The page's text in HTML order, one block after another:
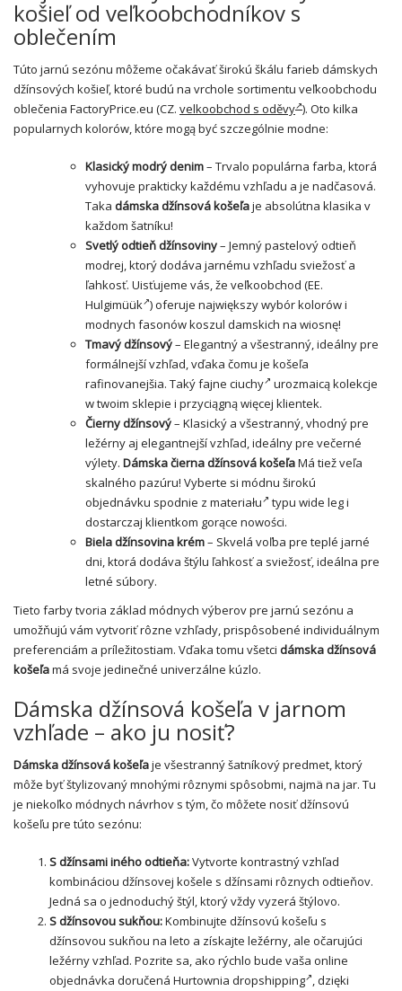
košieľ od veľkoobchodníkov s
oblečením
Túto jarnú sezónu môžeme očakávať širokú škálu farieb dámskych
džínsových košieľ, ktoré budú na vrchole sortimentu veľkoobchodu
oblečenia FactoryPrice.eu (CZ. velkoobchod s oděvy ). Oto kilka
popularnych kolorów, które mogą być szczególnie modne:
Klasický modrý denim– Trvalo populárna farba, ktorá
vyhovuje prakticky každému vzhľadu a je nadčasová.
Taka dámska džínsová košeľaje absolútna klasika v
každom šatníku!
Svetlý odtieň džínsoviny– Jemný pastelový odtieň
modrej, ktorý dodáva jarnému vzhľadu sviežosť a
ľahkosť. Uisťujeme vás, že veľkoobchod (EE.
Hulgimüük ) oferuje największy wybór kolorów i
modnych fasonów koszul damskich na wiosnę!
Tmavý džínsový– Elegantný a všestranný, ideálny pre
formálnejší vzhľad, vďaka čomu je košeľa
rafinovanejšia. Takýfajne ciuchy
urozmaicą kolekcje
w twoim sklepie i przyciągną więcej klientek.
Čierny džínsový– Klasický a všestranný, vhodný pre
ležérny aj elegantnejší vzhľad, ideálny pre večerné
výlety. Dámska čierna džínsová košeľaMá tiež veľa
skalného pazúru! Vyberte si módnu širokú
objednávku spodnie z materiału
typu wide leg i
dostarczaj klientkom gorące nowości.
Biela džínsovinakrém– Skvelá voľba pre teplé jarné
dni, ktorá dodáva štýlu ľahkosť a sviežosť, ideálna pre
letné súbory.
Tieto farby tvoria základ módnych výberov pre jarnú sezónu a
umožňujú vám vytvoriť rôzne vzhľady, prispôsobené individuálnym
preferenciám a príležitostiam. Vďaka tomu všetci dámska džínsová
košeľamá svoje jedinečné univerzálne kúzlo.
Dámska džínsová košeľa v jarnom
vzhľade – ako ju nosiť?
Dámska džínsová košeľaje všestranný šatníkový predmet, ktorý
môže byť štylizovaný mnohými rôznymi spôsobmi, najmä na jar. Tu
je niekoľko módnych návrhov s tým, čo môžete nosiť džínsovú
košeľu pre túto sezónu:
S džínsami iného odtieňa:Vytvorte kontrastný vzhľad
kombináciou džínsovej košele s džínsami rôznych odtieňov.
Jedná sa o jednoduchý štýl, ktorý vždy vyzerá štýlovo.
S džínsovou sukňou:Kombinujte džínsovú košeľu s
džínsovou sukňou na leto a získajte ležérny, ale očarujúci
ležérny vzhľad. Pozrite sa, ako rýchlo bude vaša online
objednávka doručená Hurtownia dropshipping , dzięki